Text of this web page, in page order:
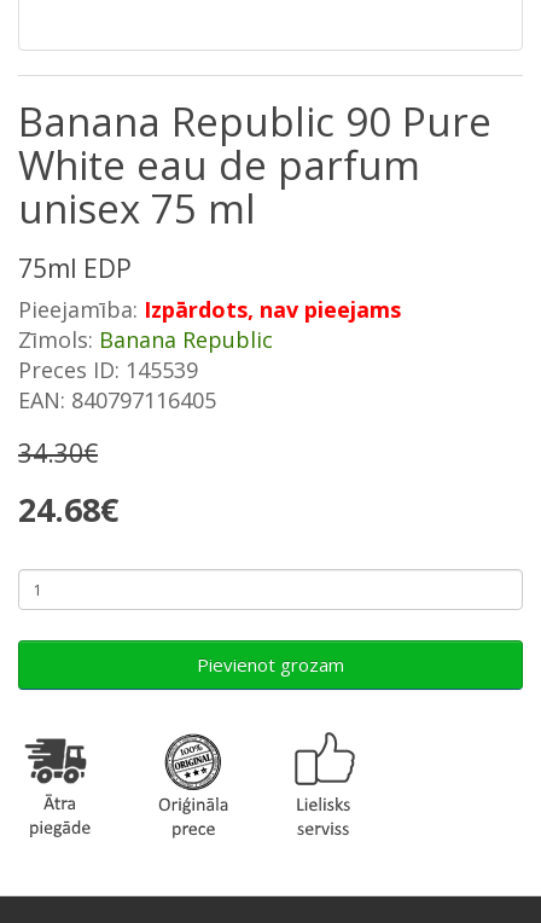
Banana Republic 90 Pure
White eau de parfum
unisex 75 ml
75ml EDP
Pieejamība: Izpārdots, nav pieejams
Zīmols: Banana Republic
Preces ID: 145539
EAN: 840797116405
34.30€
24.68€
Pievienot grozam